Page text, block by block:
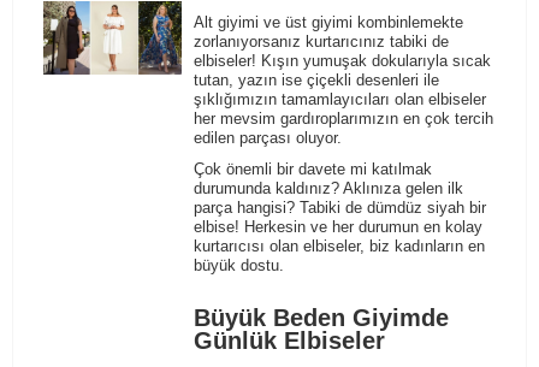
Alt giyimi ve üst giyimi kombinlemekte
zorlanıyorsanız kurtarıcınız tabiki de
elbiseler! Kışın yumuşak dokularıyla sıcak
tutan, yazın ise çiçekli desenleri ile
şıklığımızın tamamlayıcıları olan elbiseler
her mevsim gardıroplarımızın en çok tercih
edilen parçası oluyor.
Çok önemli bir davete mi katılmak
durumunda kaldınız? Aklınıza gelen ilk
parça hangisi? Tabiki de dümdüz siyah bir
elbise! Herkesin ve her durumun en kolay
kurtarıcısı olan elbiseler, biz kadınların en
büyük dostu.
Büyük Beden Giyimde
Günlük Elbiseler